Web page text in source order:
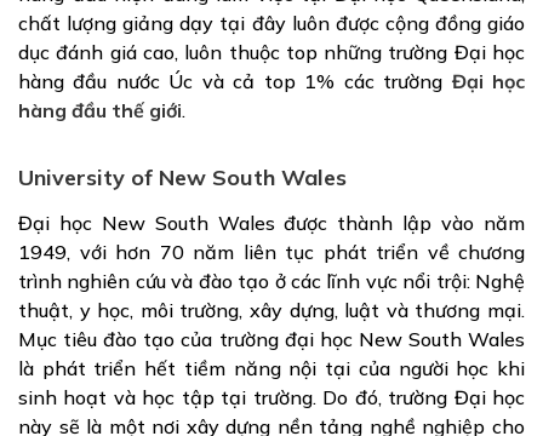
chất lượng giảng dạy tại đây luôn được cộng đồng giáo
dục đánh giá cao, luôn thuộc top những trường Đại học
hàng đầu nước Úc và cả top 1% các trường Đại học
hàng đầu thế giới.
University of New South Wales
Đại học New South Wales được thành lập vào năm
1949, với hơn 70 năm liên tục phát triển về chương
trình nghiên cứu và đào tạo ở các lĩnh vực nổi trội: Nghệ
thuật, y học, môi trường, xây dựng, luật và thương mại.
Mục tiêu đào tạo của trường đại học New South Wales
là phát triển hết tiềm năng nội tại của người học khi
sinh hoạt và học tập tại trường. Do đó, trường Đại học
này sẽ là một nơi xây dựng nền tảng nghề nghiệp cho